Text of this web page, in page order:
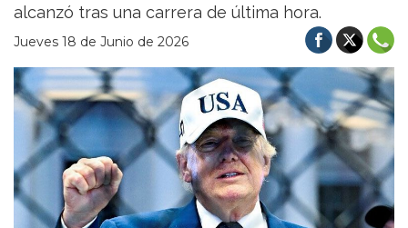
alcanzó tras una carrera de última hora.
Jueves 18 de Junio de 2026